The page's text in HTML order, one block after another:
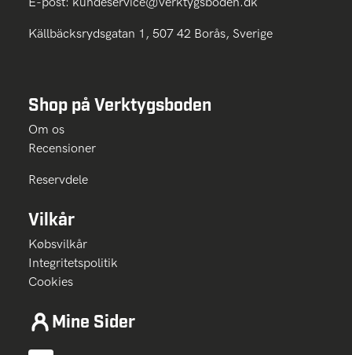
Källbäcksrydsgatan 1, 507 42 Borås, Sverige
Shop på Verktygsboden
Om os
Recensioner
Reservdele
Vilkår
Købsvilkår
Integritetspolitik
Cookies
Mine Sider